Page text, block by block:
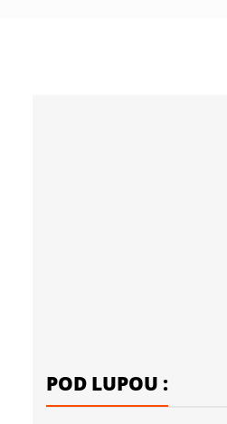
POD LUPOU :